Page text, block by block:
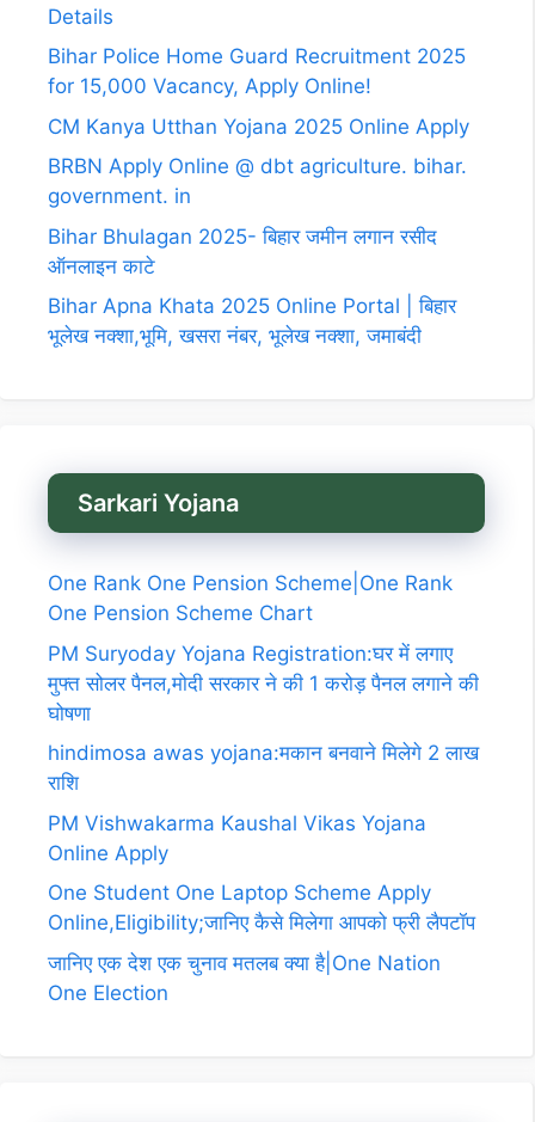
Details
Bihar Police Home Guard Recruitment 2025
for 15,000 Vacancy, Apply Online!
CM Kanya Utthan Yojana 2025 Online Apply
BRBN Apply Online @ dbt agriculture. bihar.
government. in
Bihar Bhulagan 2025- बिहार जमीन लगान रसीद
ऑनलाइन काटे
Bihar Apna Khata 2025 Online Portal | बिहार
भूलेख नक्शा,भूमि, खसरा नंबर, भूलेख नक्शा, जमाबंदी
Sarkari Yojana
One Rank One Pension Scheme|One Rank
One Pension Scheme Chart
PM Suryoday Yojana Registration:घर में लगाए
मुफ्त सोलर पैनल,मोदी सरकार ने की 1 करोड़ पैनल लगाने की
घोषणा
hindimosa awas yojana:मकान बनवाने मिलेगे 2 लाख
राशि
PM Vishwakarma Kaushal Vikas Yojana
Online Apply
One Student One Laptop Scheme Apply
Online,Eligibility;जानिए कैसे मिलेगा आपको फ्री लैपटॉप
जानिए एक देश एक चुनाव मतलब क्या है|One Nation
One Election